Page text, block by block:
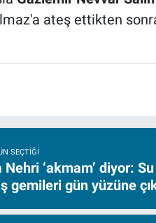
ateş ettikten
SEÇTIĞI
Nehri ‘akmam’ diyor:
gemileri gün yüzüne